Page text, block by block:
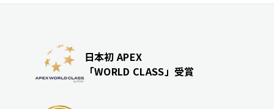
日本初 APEX
「WORLD CLASS」受賞